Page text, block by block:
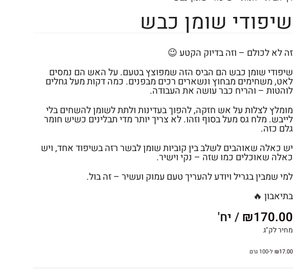
שיפודי שומן כבש
זה לא לכולם – וזה בדיוק הקטע 😉
שיפודי שומן כבש הם הביס הזה שמפוצץ בטעם. על האש הם נמסים
לאט, משחימים מבחוץ ונשארים רכים מבפנים. כמה דקות מעל גחלים
לוהטות – והריח כבר עושה את העבודה.
מומלץ לצלות על אש חזקה, להפוך בעדינות ולתת לשומן להשחים בלי
לייבש. מלח גס מעל בסוף וזהו. לא צריך יותר מדי תבלינים כשיש חומר
גלם כזה.
יש כאלה שאוהבים לשלב בין קוביות שומן לבשר רזה בשיפוד אחד, ויש
כאלה שאוכלים כמו שזה – נקי וישיר.
למי שמבין בגריל ויודע להעריך טעם עמוק ועשיר – זה בול.
בתיאבון 🔥
₪170.00 / יח'
מחיר לק"ג
₪17.00 ל-100 גרם